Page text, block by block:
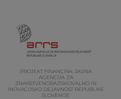
PROJEKT FINANCIRA: JAVNA
AGENCIJA ZA
ZNANSTVENORAZISKOVALNO IN
INOVACIJSKO DEJAVNOST REPUBLIKE
SLOVENIJE